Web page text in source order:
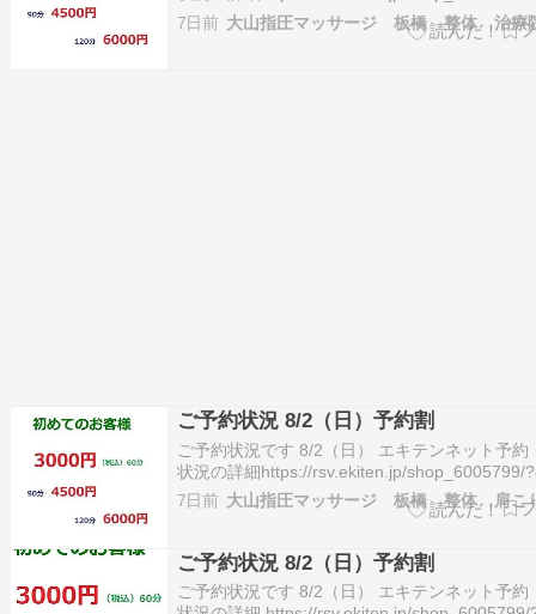
ご予約が入り塞がってしまう場合がございます
約・お問合せ 03-5966-5553この投稿を
7日前 大山指圧マッサージ 板橋 整体 治療
ご予約状況 8/2（日）予約割
ご予約状況です 8/2（日） エキテンネット予約
状況の詳細https://rsv.ekiten.jp/shop_6005799/
ご予約が入り塞がってしまう場合がございます
約・お問合せ 03-5966-5553この投稿を
7日前
ご予約状況 8/2（日）予約割
ご予約状況です 8/2（日） エキテンネット予約